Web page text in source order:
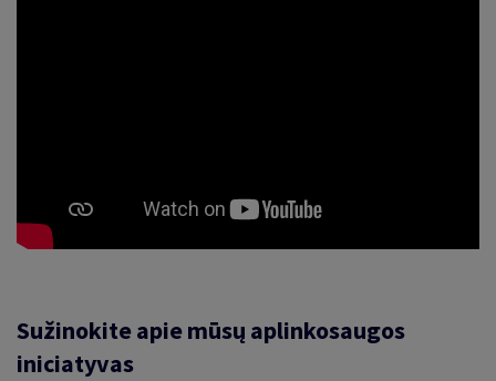
Sužinokite apie mūsų aplinkosaugos
iniciatyvas